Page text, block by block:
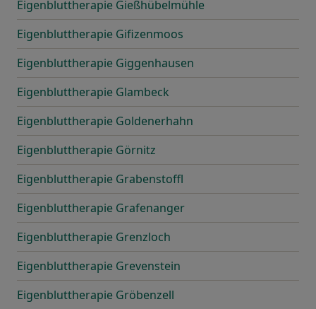
Eigenbluttherapie Gießhübelmühle
Eigenbluttherapie Gifizenmoos
Eigenbluttherapie Giggenhausen
Eigenbluttherapie Glambeck
Eigenbluttherapie Goldenerhahn
Eigenbluttherapie Görnitz
Eigenbluttherapie Grabenstoffl
Eigenbluttherapie Grafenanger
Eigenbluttherapie Grenzloch
Eigenbluttherapie Grevenstein
Eigenbluttherapie Gröbenzell